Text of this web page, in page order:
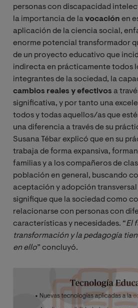
personas con discapacidad
la importancia de lavocación en
aplicación de la ciencia social,
enorme potencial transformador
de un proyecto educativo que
indirecta en prácticamente todos
integrantes de la sociedad, la
cambios reales y efectivos a
significativa, y por tanto una
todos y todas aquellos/as que
una diferencia a través de su
Susana Tébar explicó que en su
trabaja de forma expansiva,
familias y a los compañeros de
población en general, buscando
aceptación y adopción transversal
signifique que la sociedad como
relacionarse con personas con
características y necesidades. “El
transformación y la pedagogía
en ello” concluyó.
Image